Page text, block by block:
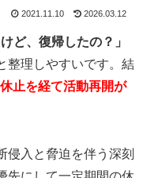
2021.11.10 2026.03.12
ど、復帰したの？」
整理しやすいです。結
止を経て活動再開が
侵入と脅迫を伴う深刻